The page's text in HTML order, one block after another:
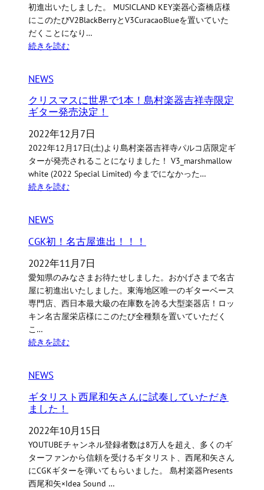
初進出いたしました。 MUSICLAND KEY楽器心斎橋店様
にこのたびV2BlackBerryとV3CuracaoBlueを置いていた
だくことになり…
続きを読む
NEWS
クリスマスに世界で1本！島村楽器吉祥寺限定
ギター発売決定！
2022年12月7日
2022年12月17日(土)より島村楽器吉祥寺パルコ店限定ギ
ターが発売されることになりました！ V3_marshmallow
white (2022 Special Limited) 今までになかった…
続きを読む
NEWS
CGK初！名古屋進出！！！
2022年11月7日
愛知県のみなさまお待たせしました。おかげさまで名古
屋に初進出いたしました。東海地区唯一のギターベース
専門店、西日本最大級の在庫数を誇る大型楽器店！ロッ
キン名古屋栄店様にこのたび全種類を置いていただく
こ…
続きを読む
NEWS
ギタリスト西尾和矢さんに試奏していただき
ました！
2022年10月15日
YOUTUBEチャンネル登録者数は8万人を超え、多くのギ
ターファンから信頼を受けるギタリスト、西尾和矢さん
にCGKギターを弾いてもらいました。 島村楽器Presents
西尾和矢×Idea Sound …